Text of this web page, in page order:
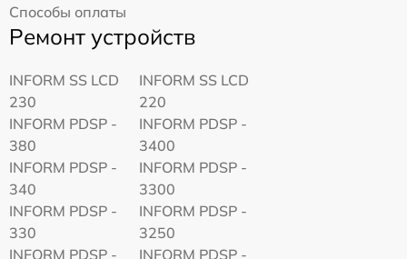
Способы оплаты
Ремонт устройств
INFORM SS LCD
230
INFORM SS LCD
220
INFORM PDSP -
380
INFORM PDSP -
3400
INFORM PDSP -
340
INFORM PDSP -
3300
INFORM PDSP -
330
INFORM PDSP -
3250
INFORM PDSP -
INFORM PDSP -